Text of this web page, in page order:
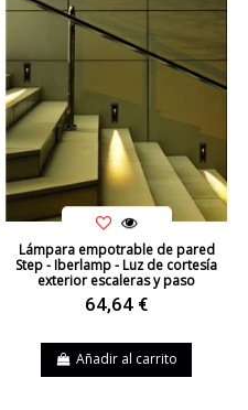
Lámpara empotrable de pared
Step - Iberlamp - Luz de cortesía
exterior escaleras y paso
64,64 €
Añadir al carrito